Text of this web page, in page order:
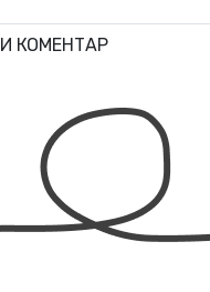
КОМЕНТАР